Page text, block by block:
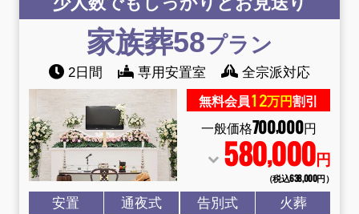
家族葬58プラン
2日間 専用安置室 全宗派対応
無料会員12万円割引
一般価格700,000円
580,000円
（税込638,000円）
安置 通夜式 告別式 火葬